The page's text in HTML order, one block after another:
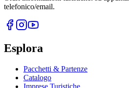
telefonico/email.
Esplora
Pacchetti & Partenze
Catalogo